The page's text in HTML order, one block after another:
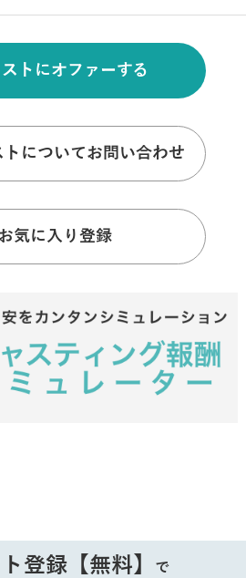
トにオファーする
トについてお問い合わせ
気に入り登録
登録【無料】 で